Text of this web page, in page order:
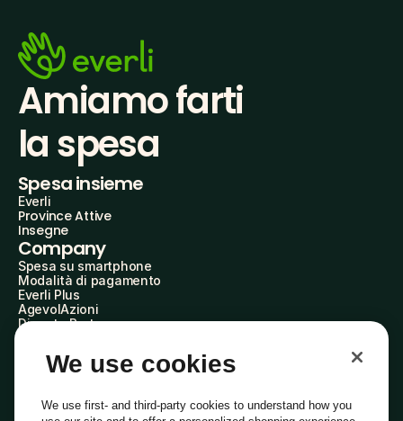
Amiamo farti
la spesa
Spesa insieme
Everli
Province Attive
Insegne
Company
Spesa su smartphone
Modalità di pagamento
Everli Plus
AgevolAzioni
Diventa Partner
Everli Shoppers
About Us
Everli News
Domande frequenti
We use cookies
We use first- and third-party cookies to understand how you